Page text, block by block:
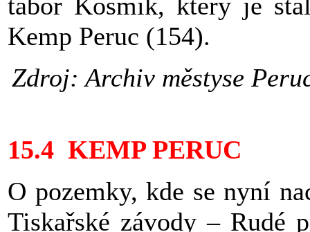
Kemp Peruc (154).
Zdroj: Archiv městyse
15.4 KEMP PERUC
O pozemky, kde se nyní
Tiskařské závody – Rudé